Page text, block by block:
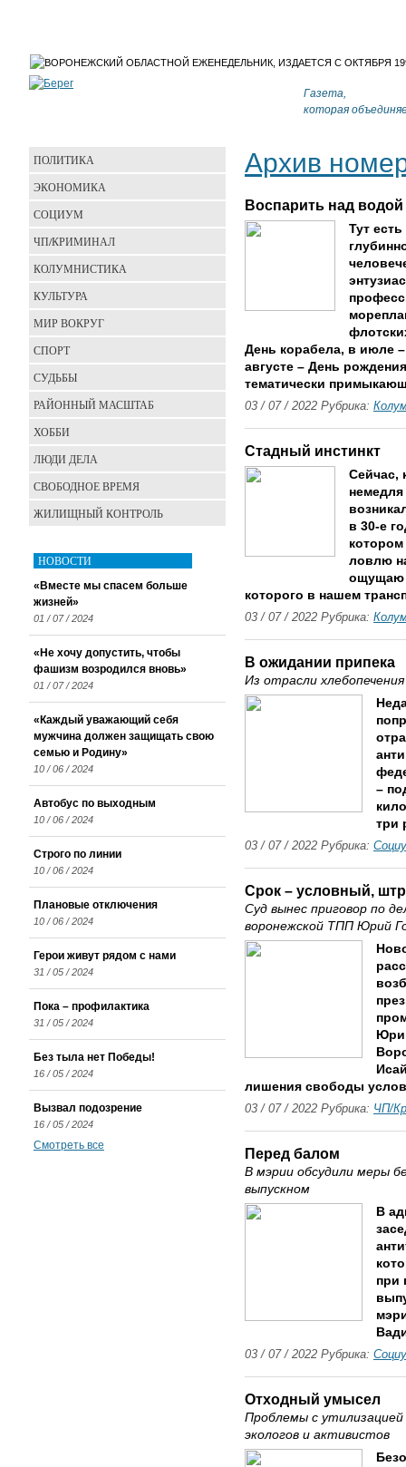
Газета,
которая
Архив
Воспарить над водой
Тут
День корабела, в июле
августе – День
тематически
03 / 07 / 2022 Рубрика:
Стадный инстинкт
Сейчас,
немедля
в 30-е
ловлю
ощущаю
которого в нашем
03 / 07 / 2022 Рубрика:
В ожидании припека
Из отрасли
–
три
03 / 07 / 2022 Рубрика:
Срок – условный,
Суд вынес приговор по
воронежской ТПП Юрий
лишения свободы
03 / 07 / 2022 Рубрика: ЧП/
Перед балом
В мэрии обсудили меры
выпускном
В
при
03 / 07 / 2022 Рубрика:
Отходный умысел
Проблемы с утилизацией
экологов и активистов
ПОЛИТИКА
ЭКОНОМИКА
СОЦИУМ
ЧП/КРИМИНАЛ
КОЛУМНИСТИКА
КУЛЬТУРА
МИР ВОКРУГ
СПОРТ
СУДЬБЫ
РАЙОННЫЙ МАСШТАБ
ХОББИ
ЛЮДИ ДЕЛА
СВОБОДНОЕ ВРЕМЯ
ЖИЛИЩНЫЙ КОНТРОЛЬ
НОВОСТИ
«Вместе мы спасем больше
жизней»
01 / 07 / 2024
«Не хочу допустить, чтобы
фашизм возродился вновь»
01 / 07 / 2024
«Каждый уважающий себя
мужчина должен защищать свою
семью и Родину»
10 / 06 / 2024
Автобус по выходным
10 / 06 / 2024
Строго по линии
10 / 06 / 2024
Плановые отключения
10 / 06 / 2024
Герои живут рядом с нами
31 / 05 / 2024
Пока – профилактика
31 / 05 / 2024
Без тыла нет Победы!
16 / 05 / 2024
Вызвал подозрение
16 / 05 / 2024
Смотреть все